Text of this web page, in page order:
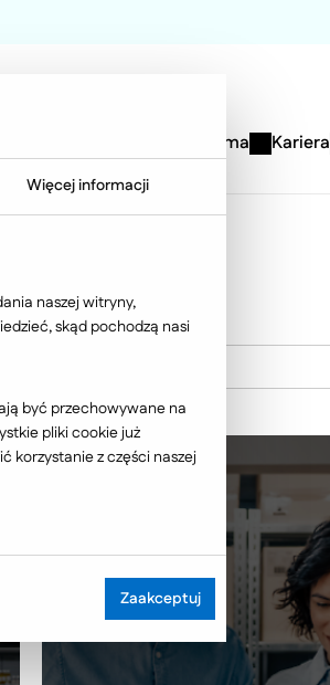
Firma Kariera
Więcej informacji
naszej witryny,
skąd pochodzą nasi
być przechowywane na
pliki cookie już
korzystanie z części naszej
Zaakceptuj